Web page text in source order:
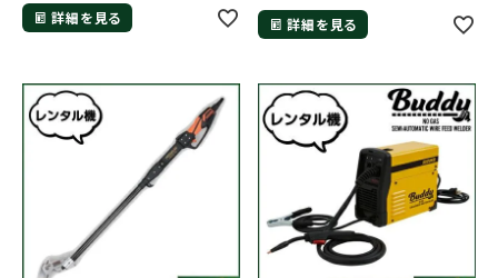
詳細を見る 詳細を見る